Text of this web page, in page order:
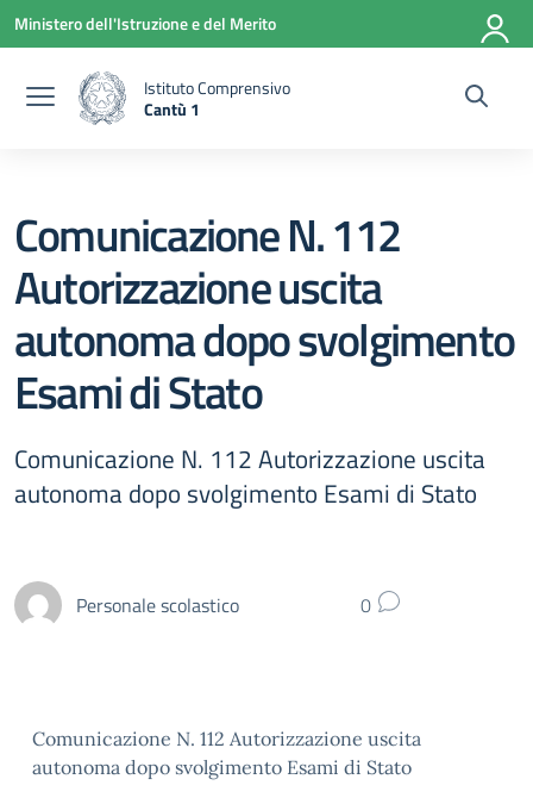
Vai ai contenuti
Vai al menu di navigazione
Vai al footer
Ministero dell'Istruzione e del Merito
Istituto Comprensivo
Cantù 1
Comunicazione N. 112
Autorizzazione uscita
autonoma dopo svolgimento
Esami di Stato
Comunicazione N. 112 Autorizzazione uscita
autonoma dopo svolgimento Esami di Stato
Personale scolastico 0
Comunicazione N. 112 Autorizzazione uscita
autonoma dopo svolgimento Esami di Stato